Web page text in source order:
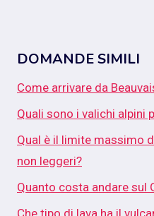
DOMANDE SIMILI
Come arrivare da
Quali sono i valichi alpini
Qual è il limite massimo
non leggeri?
Quanto costa andare sul
Che tipo di lava ha il